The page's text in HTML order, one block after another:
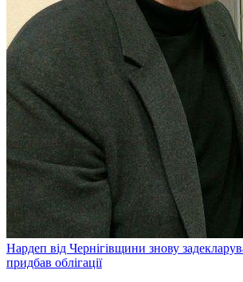
Нардеп від Чернігівщини знову
придбав облігації